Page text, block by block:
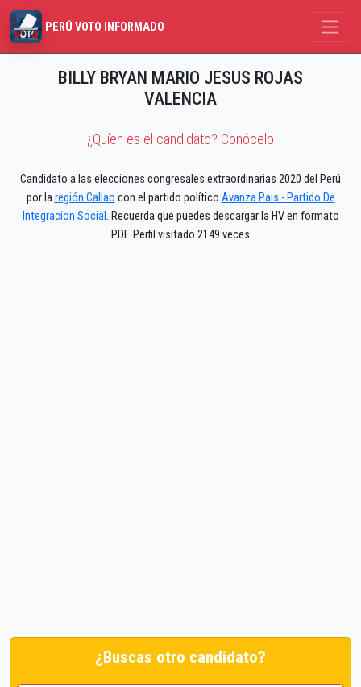
PERÚ VOTO INFORMADO
BILLY BRYAN MARIO JESUS ROJAS
VALENCIA
¿Quíen es el candidato? Conócelo
Candidato a las elecciones congresales extraordinarias 2020 del Perú
por laregión Callao con el partido político Avanza Pais - Partido De
Integracion Social. Recuerda que puedes descargar la HV en formato
PDF. Perfil visitado 2149 veces
¿Buscas otro candidato?